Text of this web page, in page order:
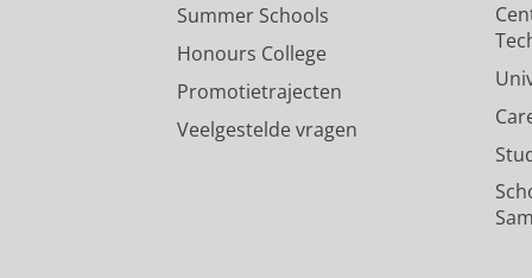
Summer Schools
Honours College
Promotietrajecten
Veelgestelde vragen